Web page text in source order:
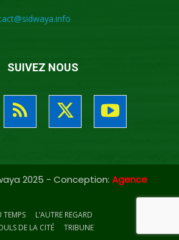
SUIVEZ NOUS
2025 - Conception: Agence
TEMPS
L’AUTRE REGARD
DE LA CITÉ TRIBUNE